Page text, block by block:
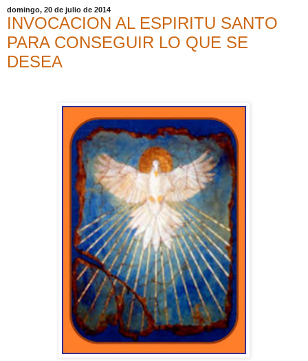
domingo, 20 de julio de 2014
INVOCACION AL ESPIRITU SANTO
PARA CONSEGUIR LO QUE SE
DESEA